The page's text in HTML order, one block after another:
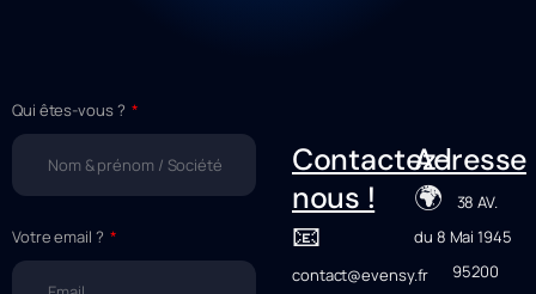
Qui êtes-vous ?
Votre email ?
Contactez-
nous !
📧
contact@evensy.fr
Adresse
🌍 38 AV.
du 8 Mai 1945
95200